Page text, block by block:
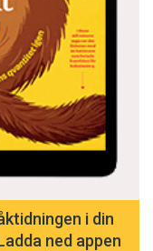
i din
ned appen